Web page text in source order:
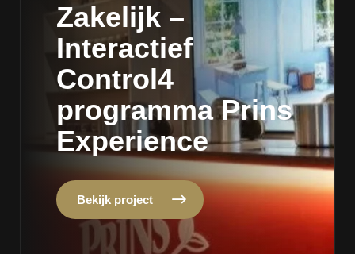
Zakelijk –
Interactief
Control4
programma Prins
Experience
Bekijk project